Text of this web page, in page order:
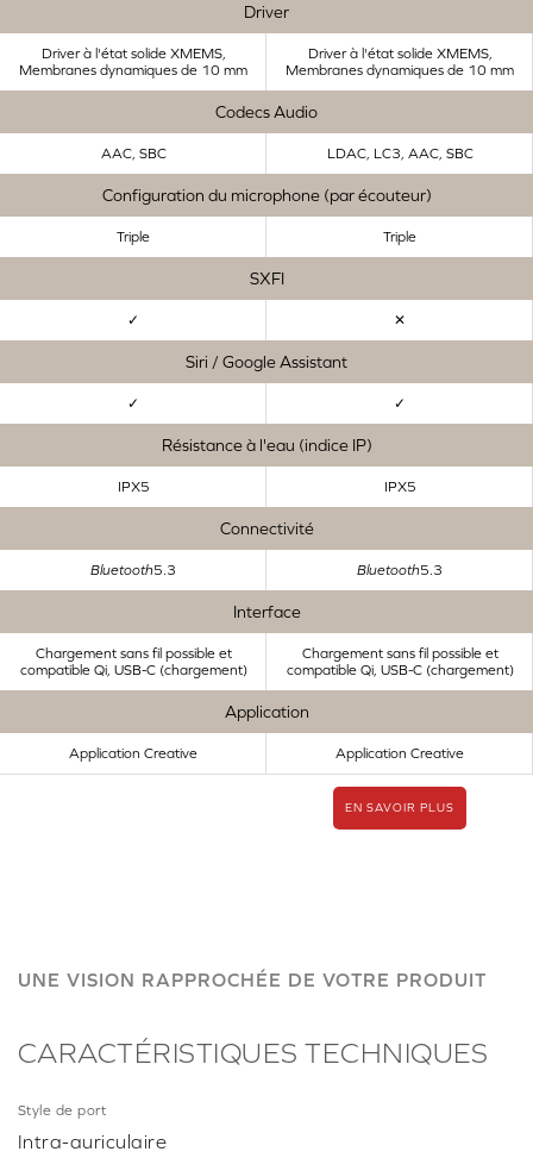
Driver
Driver à l'état solide XMEMS,
Membranes dynamiques de 10 mm
Driver à l'état solide XMEMS,
Membranes dynamiques de 10 mm
Codecs Audio
AAC, SBC LDAC, LC3, AAC, SBC
Configuration du microphone (par écouteur)
Triple Triple
SXFI
✓ ✕
Siri / Google Assistant
✓ ✓
Résistance à l'eau (indice IP)
IPX5 IPX5
Connectivité
Bluetooth5.3 Bluetooth5.3
Interface
Chargement sans fil possible et
compatible Qi, USB-C (chargement)
Chargement sans fil possible et
compatible Qi, USB-C (chargement)
Application
Application Creative Application Creative
EN SAVOIR PLUS
UNE VISION RAPPROCHÉE DE VOTRE PRODUIT
CARACTÉRISTIQUES TECHNIQUES
Style de port
Intra-auriculaire